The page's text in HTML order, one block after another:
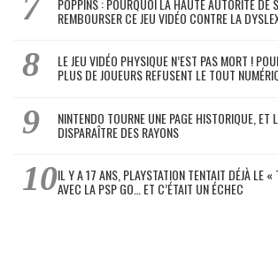
REMBOURSER CE JEU VIDÉO CONTRE LA
LE JEU VIDÉO PHYSIQUE N’EST PAS MORT !
PLUS DE JOUEURS REFUSENT LE TOUT
NINTENDO TOURNE UNE PAGE HISTORIQUE,
DISPARAÎTRE DES RAYONS
IL Y A 17 ANS, PLAYSTATION TENTAIT DÉJÀ LE
AVEC LA PSP GO… ET C’ÉTAIT UN ÉCHEC